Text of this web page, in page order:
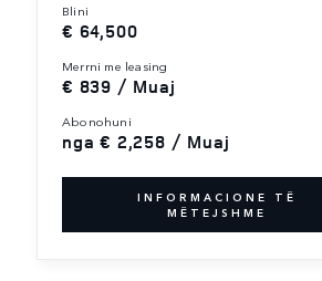
blini
€ 64,500
merrni me leasing
€ 839 / Muaj
abonohuni
nga € 2,258 / Muaj
INFORMACIONE TË
MËTEJSHME